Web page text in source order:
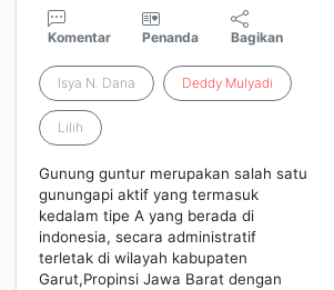
Komentar Penanda Bagikan
Isya N. Dana Deddy Mulyadi
Lilih
Gunung guntur merupakan salah satu
gunungapi aktif yang termasuk
kedalam tipe A yang berada di
indonesia, secara administratif
terletak di wilayah kabupaten
Garut,Propinsi Jawa Barat dengan